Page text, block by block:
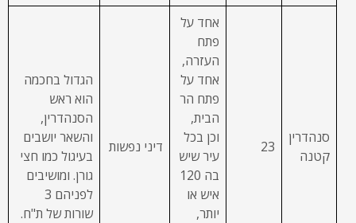
סנהדרין
קטנה
23
אחד על
פתח
העזרה,
אחד על
פתח הר
הבית,
וכן בכל
עיר שיש
בה 120
איש או
יותר,
דיני נפשות
הגדול בחכמה
הוא ראש
הסנהדרין,
והשאר יושבים
בעיגול כמו חצי
גורן. ומושיבים
לפניהם 3
שורות של ת"ח.